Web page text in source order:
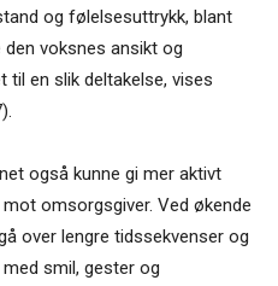
og følelsesuttrykk, blant
voksnes ansikt og
til en slik deltakelse, vises
også kunne gi mer aktivt
omsorgsgiver. Ved økende
over lengre tidssekvenser og
smil, gester og